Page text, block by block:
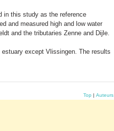
in this study as the reference
and measured high and low water
and the tributaries Zenne and Dijle.
except Vlissingen. The results
Top | Auteurs